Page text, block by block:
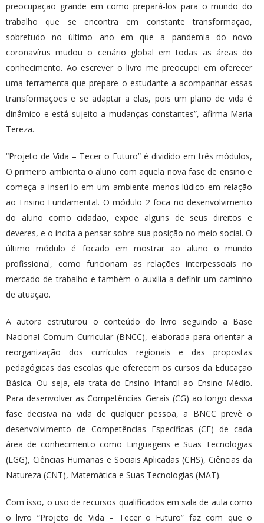
preocupação grande em como prepará-los para o mundo do
trabalho que se encontra em constante transformação,
sobretudo no último ano em que a pandemia do novo
coronavírus mudou o cenário global em todas as áreas do
conhecimento. Ao escrever o livro me preocupei em oferecer
uma ferramenta que prepare o estudante a acompanhar essas
transformações e se adaptar a elas, pois um plano de vida é
dinâmico e está sujeito a mudanças constantes”, afirma Maria
Tereza.
“Projeto de Vida – Tecer o Futuro” é dividido em três módulos,
O primeiro ambienta o aluno com aquela nova fase de ensino e
começa a inseri-lo em um ambiente menos lúdico em relação
ao Ensino Fundamental. O módulo 2 foca no desenvolvimento
do aluno como cidadão, expõe alguns de seus direitos e
deveres, e o incita a pensar sobre sua posição no meio social. O
último módulo é focado em mostrar ao aluno o mundo
profissional, como funcionam as relações interpessoais no
mercado de trabalho e também o auxilia a definir um caminho
de atuação.
A autora estruturou o conteúdo do livro seguindo a Base
Nacional Comum Curricular (BNCC), elaborada para orientar a
reorganização dos currículos regionais e das propostas
pedagógicas das escolas que oferecem os cursos da Educação
Básica. Ou seja, ela trata do Ensino Infantil ao Ensino Médio.
Para desenvolver as Competências Gerais (CG) ao longo dessa
fase decisiva na vida de qualquer pessoa, a BNCC prevê o
desenvolvimento de Competências Específicas (CE) de cada
área de conhecimento como Linguagens e Suas Tecnologias
(LGG), Ciências Humanas e Sociais Aplicadas (CHS), Ciências da
Natureza (CNT), Matemática e Suas Tecnologias (MAT).
Com isso, o uso de recursos qualificados em sala de aula como
o livro “Projeto de Vida – Tecer o Futuro” faz com que o